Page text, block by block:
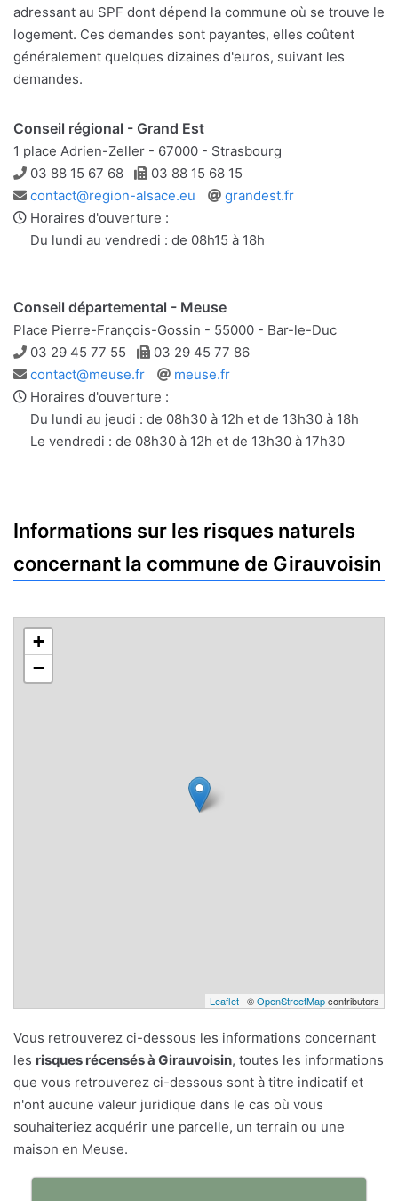
adressant au SPF dont dépend la commune où se trouve le
logement. Ces demandes sont payantes, elles coûtent
généralement quelques dizaines d'euros, suivant les
demandes.
Conseil régional - Grand Est
1 place Adrien-Zeller - 67000 - Strasbourg
Téléphone
03 88 15 67 68 Télécopie
03 88 15 68 15
Adresse
e-
mail
contact@region-alsace.eu
Site
grandest.fr
Horaires d'ouverture :
Du lundi au vendredi : de 08h15 à 18h
Conseil départemental - Meuse
Place Pierre-François-Gossin - 55000 - Bar-le-Duc
Téléphone
03 29 45 77 55 Télécopie
03 29 45 77 86
Adresse
e-
mail
contact@meuse.fr
Site
meuse.fr
Horaires d'ouverture :
Du lundi au jeudi : de 08h30 à 12h et de 13h30 à 18h
Le vendredi : de 08h30 à 12h et de 13h30 à 17h30
Informations sur les risques naturels
concernant la commune de Girauvoisin
+
−
Leaflet | ©OpenStreetMapcontributors
Vous retrouverez ci-dessous les informations concernant
les risques récensés à Girauvoisin, toutes les informations
que vous retrouverez ci-dessous sont à titre indicatif et
n'ont aucune valeur juridique dans le cas où vous
souhaiteriez acquérir une parcelle, un terrain ou une
maison en Meuse.